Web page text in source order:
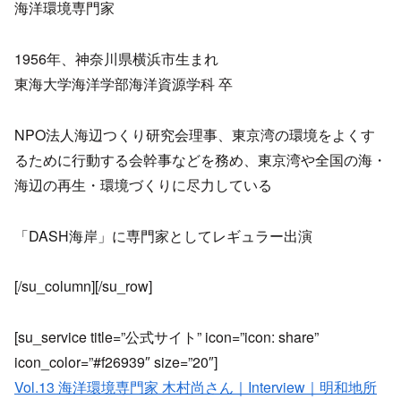
海洋環境専門家
1956年、神奈川県横浜市生まれ
東海大学海洋学部海洋資源学科 卒
NPO法人海辺つくり研究会理事、東京湾の環境をよくす
るために行動する会幹事などを務め、東京湾や全国の海・
海辺の再生・環境づくりに尽力している
「DASH海岸」に専門家としてレギュラー出演
[/su_column][/su_row]
[su_service title=”公式サイト” icon=”icon: share”
icon_color=”#f26939″ size=”20″]
Vol.13 海洋環境専門家 木村尚さん｜Interview｜明和地所